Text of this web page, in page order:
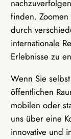
finden.
durch
internationale
Erlebnisse zu
Wenn Sie
öffentlichen
mobilen oder
uns über eine
innovative und